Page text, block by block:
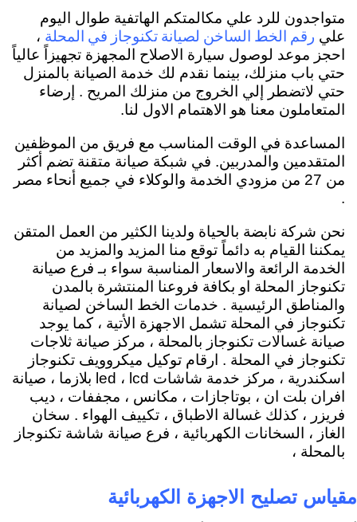
متواجدون للرد علي مكالمتكم الهاتفية طوال اليوم
علي رقم الخط الساخن لصيانة تكنوجاز في المحلة ،
احجز موعد لوصول سيارة الاصلاح المجهزة تجهيزاً عالياً
حتي باب منزلك، بينما نقدم لك خدمة الصيانة بالمنزل
حتي لاتضطر إلي الخروج من منزلك المريح . إرضاء
المتعاملون معنا هو الاهتمام الاول لنا.
المساعدة في الوقت المناسب مع فريق من الموظفين
المتقدمين والمدربين. في شبكة صيانة متقنة تضم أكثر
من 27 من مزودي الخدمة والوكلاء في جميع أنحاء مصر
.
نحن شركة نابضة بالحياة ولدينا الكثير من العمل المتقن
يمكننا القيام به دائماً توقع منا المزيد والمزيد من
الخدمة الرائعة والاسعار المناسبة سواء بـ فرع صيانة
تكنوجاز المحلة او بكافة فروعنا المنتشرة بالمدن
والمناطق الرئيسية . خدمات الخط الساخن لصيانة
تكنوجاز في المحلة تشمل الاجهزة الأتية ، كما يوجد
صيانة غسالات تكنوجاز بالمحلة ، مركز صيانة ثلاجات
تكنوجاز في المحلة . ارقام توكيل ميكروويف تكنوجاز
اسكندرية ، مركز خدمة شاشات led ، lcd بلازما ، صيانة
افران بلت ان ، بوتاجازات ، مكانس ، مجففات ، ديب
فريزر ، كذلك غسالة الاطباق ، تكييف الهواء . سخان
الغاز ، السخانات الكهربائية ، فرع صيانة شاشة تكنوجاز
بالمحلة ،
مقياس تصليح الاجهزة الكهربائية